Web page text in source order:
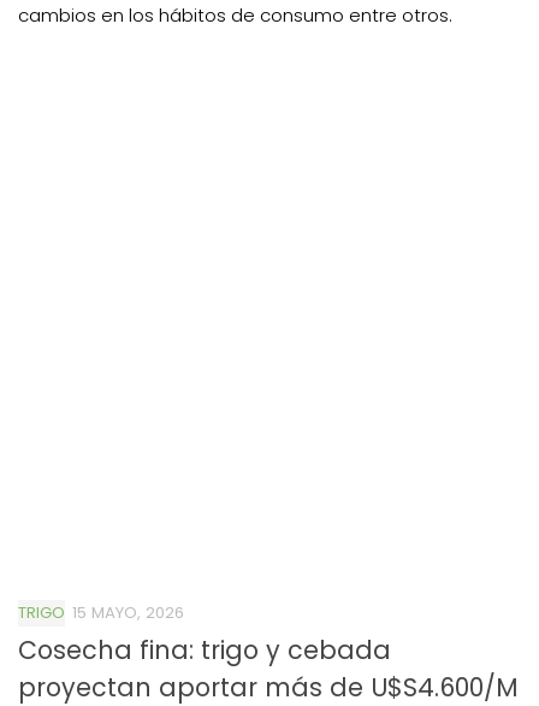
cambios en los hábitos de consumo entre otros.
TRIGO 15 MAYO, 2026
Cosecha fina: trigo y cebada
proyectan aportar más de U$S4.600/M